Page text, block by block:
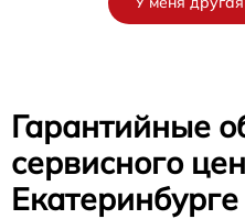
Гарантийные
сервисного
Екатеринбурге